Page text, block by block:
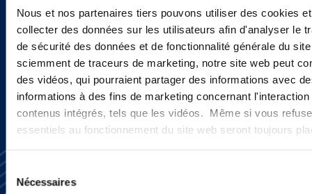
Nous et nos partenaires tiers pouvons utiliser des cookies
collecter des données sur les utilisateurs afin d'analyser le
de sécurité des données et de fonctionnalité générale du
sciemment de traceurs de marketing, notre site web peut
des vidéos, qui pourraient partager des informations avec
informations à des fins de marketing concernant
contenus intégrés, tels que les vidéos. Même si vous
essentiels au fonctionnement du site web seront toujours
du Nécessaires
SIGN UP NOW